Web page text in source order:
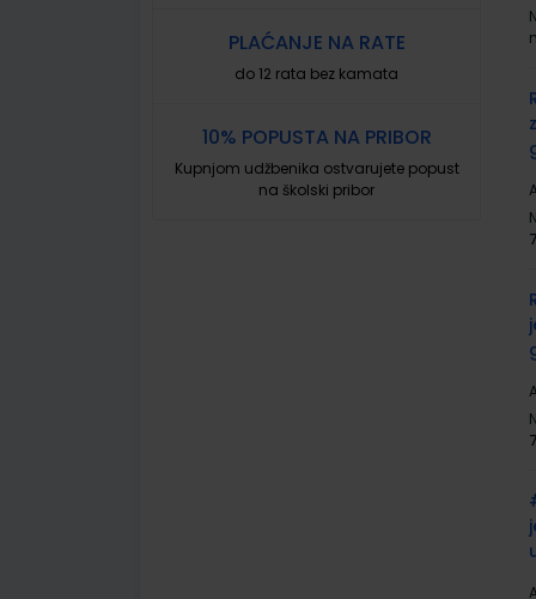
PLAĆANJE NA RATE
do 12 rata bez kamata
10% POPUSTA NA PRIBOR
Kupnjom udžbenika ostvarujete popust
na školski pribor